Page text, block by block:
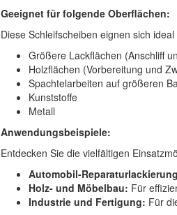
Geeignet für folgende Oberflächen:
Diese Schleifscheiben eignen sich
Größere Lackflächen (Anschliff
Holzflächen (Vorbereitung und
Spachtelarbeiten auf größeren
Kunststoffe
Metall
Anwendungsbeispiele:
Entdecken Sie die vielfältigen
Automobil-
Holz- und Möbelbau: Für
Industrie und Fertigung: Für